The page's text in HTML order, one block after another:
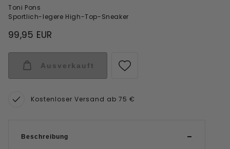
Toni Pons
Sportlich-legere High-Top-Sneaker
99,95 EUR
Ausverkauft
Kostenloser Versand ab 75 €
Beschreibung